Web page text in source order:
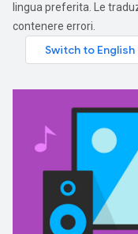
lingua preferita. Le
contenere errori.